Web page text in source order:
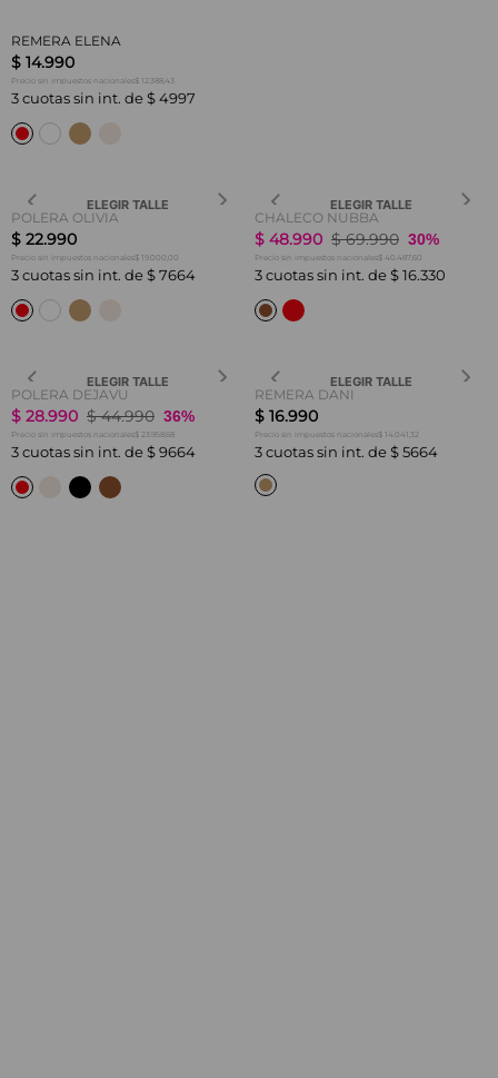
REMERA ELENA
$ 14.990
Precio sin impuestos nacionales$ 12.388,43
3 cuotas sin int. de $ 4997
ELEGIR TALLE
POLERA OLIVIA
$ 22.990
Precio sin impuestos nacionales$ 19.000,00
3 cuotas sin int. de $ 7664
ELEGIR TALLE
CHALECO NUBBA
$ 48.990 $ 69.990 30%
Precio sin impuestos nacionales$ 40.487,60
3 cuotas sin int. de $ 16.330
ELEGIR TALLE
POLERA DEJAVU
$ 28.990 $ 44.990 36%
Precio sin impuestos nacionales$ 23.958,68
3 cuotas sin int. de $ 9664
ELEGIR TALLE
REMERA DANI
$ 16.990
Precio sin impuestos nacionales$ 14.041,32
3 cuotas sin int. de $ 5664